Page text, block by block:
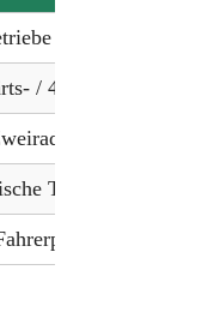
/ 4 Rückwärtsgänge
Trommelbremsen